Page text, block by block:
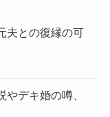
夫との復縁の可
デキ婚の噂、